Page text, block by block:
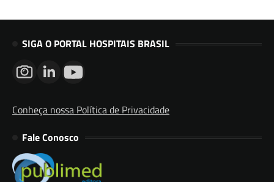
SIGA O PORTAL HOSPITAIS BRASIL
Conheça nossa Política de Privacidade
Fale Conosco